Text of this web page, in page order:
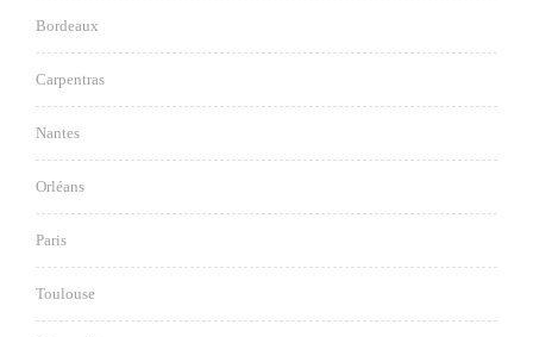
Bordeaux
Carpentras
Nantes
Orléans
Paris
Toulouse